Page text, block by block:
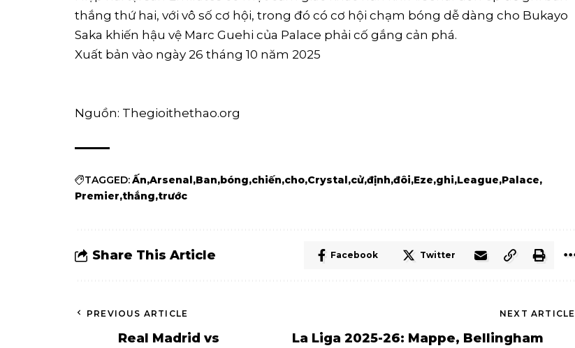
thắng thứ hai, với vô số cơ hội, trong đó có cơ hội chạm bóng dễ dàng cho Bukayo
Saka khiến hậu vệ Marc Guehi của Palace phải cố gắng cản phá.
Xuất bản vào ngày 26 tháng 10 năm 2025
Nguồn: Thegioithethao.org
TAGGED:Ấn Arsenal Ban bóng chiến cho Crystal cử định đôi Eze ghi League Palace
Premier thắng trước
Share This Article Facebook Twitter
PREVIOUS ARTICLE
Real Madrid vs
NEXT ARTICLE
La Liga 2025-26: Mappe, Bellingham